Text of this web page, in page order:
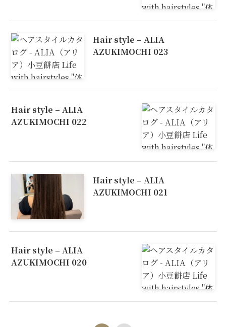
Hair style – ALIA
AZUKIMOCHI 023
Hair style – ALIA
AZUKIMOCHI 022
Hair style – ALIA
AZUKIMOCHI 021
Hair style – ALIA
AZUKIMOCHI 020